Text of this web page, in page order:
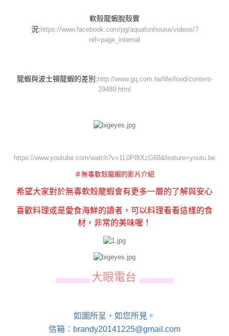
軟殼龍蝦脫殼實
況: https://www.facebook.com/pg/aquafunhouse/videos/?
ref=page_internal
龍蝦與波士頓龍蝦的差別: http://www.gq.com.tw/life/food/content-
29489.html
https://www.youtube.com/watch?v=1L0P8tXzG68&feature=youtu.be
＃無毒軟殼龍蝦的影片介紹
希望大家對於無毒軟殼龍蝦會有更多一層的了解與安心
喜歡料理或是愛食海鮮的讀者，可以料理看看這樣的食
材，非常的美味喔！
▄▄▄▄▄▄ 大眼電台 ▄▄▄▄▄▄
如圖所呈，如您所見。
信箱：brandy20141225@gmail.com